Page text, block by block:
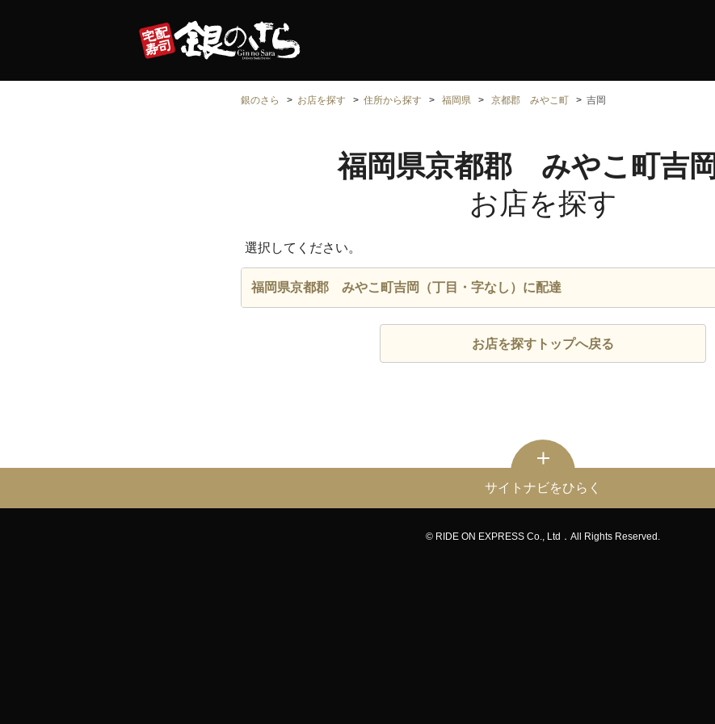
銀のさら お店を探す 住所から探す 福岡県 京都郡 みやこ町 吉岡
福岡県京都郡 みやこ町吉岡
お店を探す
選択してください。
福岡県京都郡 みやこ町吉岡（丁目・字なし）に配達
お店を探すトップへ戻る
サイトナビをひらく
© RIDE ON EXPRESS Co., Ltd．All Rights Reserved.